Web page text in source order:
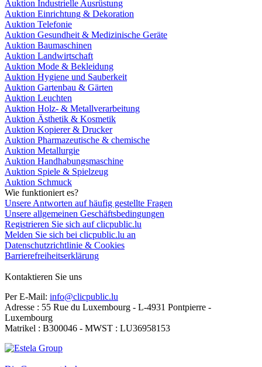
Auktion Industrielle Ausrüstung
Auktion Einrichtung & Dekoration
Auktion Telefonie
Auktion Gesundheit & Medizinische Geräte
Auktion Baumaschinen
Auktion Landwirtschaft
Auktion Mode & Bekleidung
Auktion Hygiene und Sauberkeit
Auktion Gartenbau & Gärten
Auktion Leuchten
Auktion Holz- & Metallverarbeitung
Auktion Ästhetik & Kosmetik
Auktion Kopierer & Drucker
Auktion Pharmazeutische & chemische
Auktion Metallurgie
Auktion Handhabungsmaschine
Auktion Spiele & Spielzeug
Auktion Schmuck
Wie funktioniert es?
Unsere Antworten auf häufig gestellte Fragen
Unsere allgemeinen Geschäftsbedingungen
Registrieren Sie sich auf clicpublic.lu
Melden Sie sich bei clicpublic.lu an
Datenschutzrichtlinie & Cookies
Barrierefreiheitserklärung
Kontaktieren Sie uns
Per E-Mail: info@clicpublic.lu
Adresse : 55 Rue du Luxembourg - L-4931 Pontpierre -
Luxembourg
Matrikel : B300046 - MWST : LU36958153